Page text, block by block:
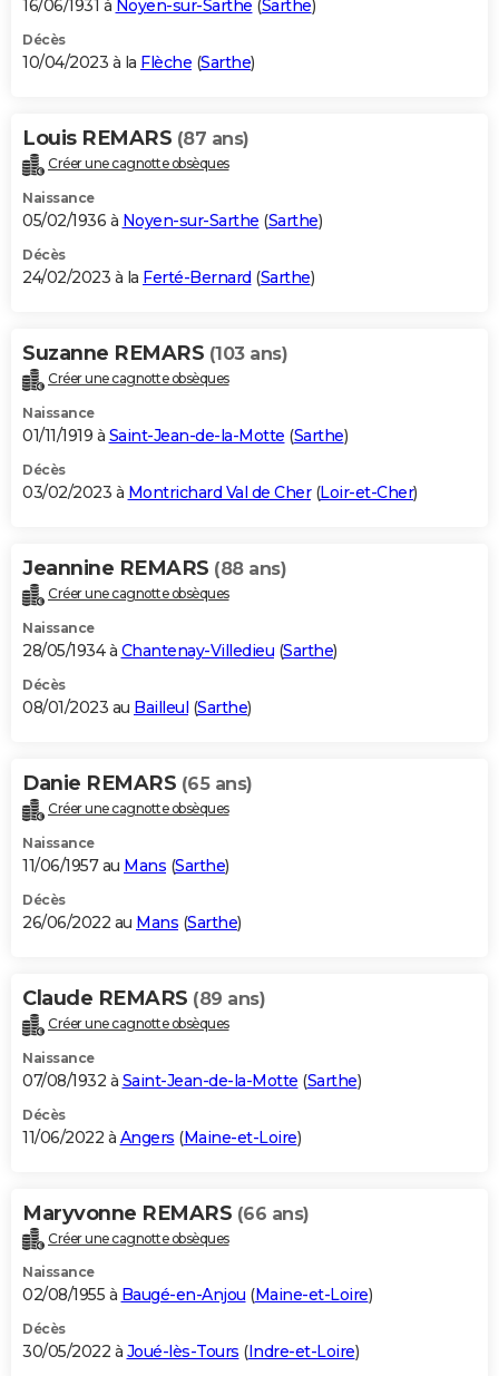
16/06/1931 à Noyen-sur-Sarthe (Sarthe)
Décès
10/04/2023 à la Flèche (Sarthe)
Louis REMARS (87 ans)
Créer une cagnotte obsèques
Naissance
05/02/1936 à Noyen-sur-Sarthe (Sarthe)
Décès
24/02/2023 à la Ferté-Bernard (Sarthe)
Suzanne REMARS (103 ans)
Créer une cagnotte obsèques
Naissance
01/11/1919 à Saint-Jean-de-la-Motte (Sarthe)
Décès
03/02/2023 à Montrichard Val de Cher(Loir-et-Cher)
Jeannine REMARS (88 ans)
Créer une cagnotte obsèques
Naissance
28/05/1934 à Chantenay-Villedieu (Sarthe)
Décès
08/01/2023 au Bailleul (Sarthe)
Danie REMARS (65 ans)
Créer une cagnotte obsèques
Naissance
11/06/1957 au Mans (Sarthe)
Décès
26/06/2022 au Mans (Sarthe)
Claude REMARS (89 ans)
Créer une cagnotte obsèques
Naissance
07/08/1932 à Saint-Jean-de-la-Motte (Sarthe)
Décès
11/06/2022 à Angers (Maine-et-Loire)
Maryvonne REMARS (66 ans)
Créer une cagnotte obsèques
Naissance
02/08/1955 à Baugé-en-Anjou (Maine-et-Loire)
Décès
30/05/2022 à Joué-lès-Tours (Indre-et-Loire)